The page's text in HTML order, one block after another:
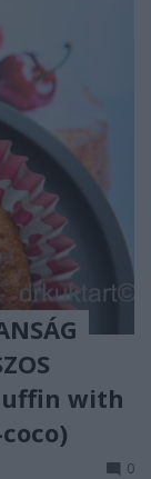
with
0